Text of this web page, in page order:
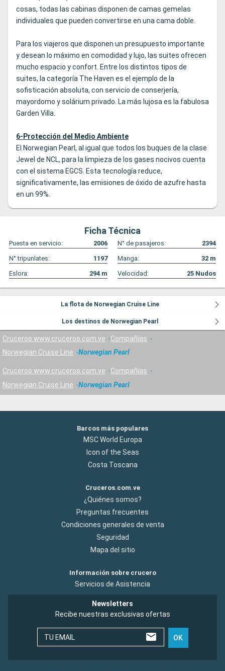
cosas, todas las cabinas disponen de camas gemelas
individuales que pueden convertirse en una cama doble.
Para los viajeros que disponen un presupuesto importante
y desean lo máximo en comodidad y lujo, las suites ofrecen
mucho espacio y confort. Entre los distintos tipos de
suites, la categoría The Haven es el ejemplo de la
sofisticación absoluta, con servicio de conserjería,
mayordomo y solárium privado. La más lujosa es la fabulosa
Garden Villa.
6-Protección del Medio Ambiente
El Norwegian Pearl, al igual que todos los buques de la clase
Jewel de NCL, para la limpieza de los gases nocivos cuenta
con el sistema EGCS. Esta tecnología reduce,
significativamente, las emisiones de óxido de azufre hasta
en un 99%.
Ficha Técnica
Puesta en servicio: 2006 N° de pasajeros:
2394
N° tripunlates:
1197 Manga: 32 m
Eslora:
294 m Velocidad: 25 Nudos
La flota de Norwegian Cruise Line
Los destinos de Norwegian Pearl
Cruceros www.cruceros.com.ve
Compañías
Norwegian Cruise Line
Norwegian Pearl
Cruceros www.cruceros.com.ve
Compañías
Norwegian Cruise Line
Norwegian Pearl
Barcos más populares
MSC World Europa
Icon of the Seas
Costa Toscana
Cruceros.com.ve
¿Quiénes somos?
Preguntas frecuentes
Condiciones generales de venta
Seguridad
Mapa del sitio
Información sobre crucero
Servicios de Asistencia
Newsletters
Recibe nuestras exclusivas ofertas
TU EMAIL OK